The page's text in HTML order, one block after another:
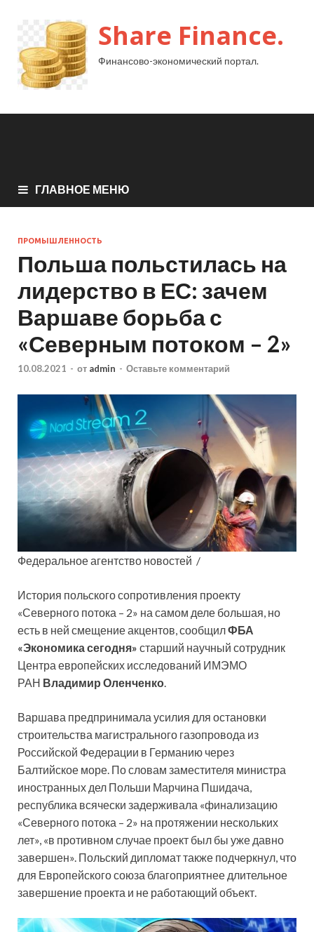
Share Finance.
Финансово-экономический портал.
ГЛАВНОЕ МЕНЮ
ПРОМЫШЛЕННОСТЬ
Польша польстилась на
лидерство в ЕС: зачем
Варшаве борьба с
«Северным потоком – 2»
10.08.2021 - от admin - Оставьте комментарий
Федеральное агентство новостей /
История польского сопротивления проекту
«Северного потока – 2» на самом деле большая, но
есть в ней смещение акцентов, сообщилФБА
«Экономика сегодня» старший научный сотрудник
Центра европейских исследований ИМЭМО
РАН Владимир Оленченко.
Варшава предпринимала усилия для остановки
строительства магистрального газопровода из
Российской Федерации в Германию через
Балтийское море. По словам заместителя министра
иностранных дел Польши Марчина Пшидача,
республика всячески задерживала «финализацию
«Северного потока – 2» на протяжении нескольких
лет», «в противном случае проект был бы уже давно
завершен». Польский дипломат также подчеркнул, что
для Европейского союза благоприятнее длительное
завершение проекта и не работающий объект.